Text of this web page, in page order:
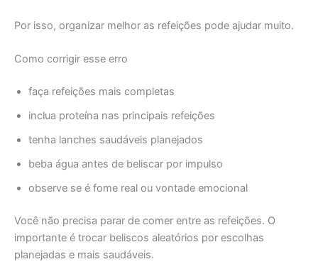
Por isso, organizar melhor as refeições pode ajudar muito.
Como corrigir esse erro
faça refeições mais completas
inclua proteína nas principais refeições
tenha lanches saudáveis planejados
beba água antes de beliscar por impulso
observe se é fome real ou vontade emocional
Você não precisa parar de comer entre as refeições. O
importante é trocar beliscos aleatórios por escolhas
planejadas e mais saudáveis.